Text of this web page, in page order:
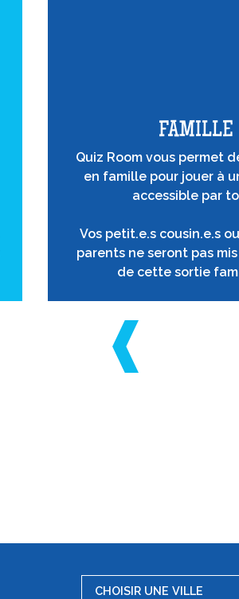
FAMILLE
Quiz Room vous permet
en famille pour jouer à
accessible par
Vos petit.e.s cousin.e.s
parents ne seront pas
de cette sortie
CHOISIR UNE VILLE